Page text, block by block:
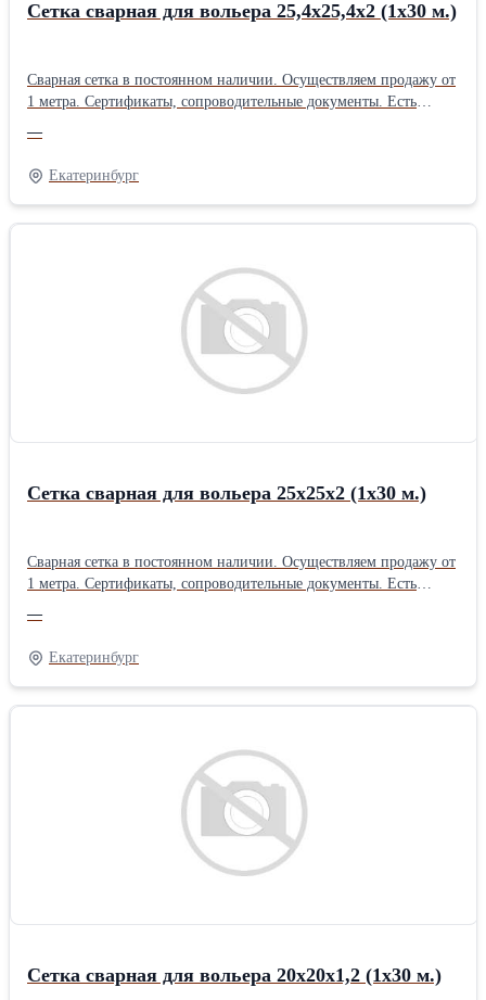
Сетка сварная для вольера 25,4х25,4х2 (1х30 м.)
Сварная сетка в постоянном наличии. Осуществляем продажу от
1 метра. Сертификаты, сопроводительные документы. Есть
http://pt096.ru или отправив свой заказ на почту zakaz@pt096.ru
—
Екатеринбург
Сетка сварная для вольера 25х25х2 (1х30 м.)
Сварная сетка в постоянном наличии. Осуществляем продажу от
1 метра. Сертификаты, сопроводительные документы. Есть
http://pt096.ru или отправив свой заказ на почту zakaz@pt096.ru
—
Екатеринбург
Сетка сварная для вольера 20х20х1,2 (1х30 м.)